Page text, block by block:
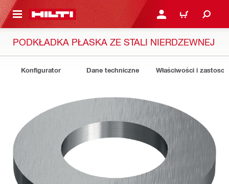
GŁÓWNEJ ZALOGUJ SIĘ LUB
KOSZYK
PODKŁADKA PŁASKA ZE STALI NIERDZEWNEJ
Konfigurator Dane techniczne Właściwości i